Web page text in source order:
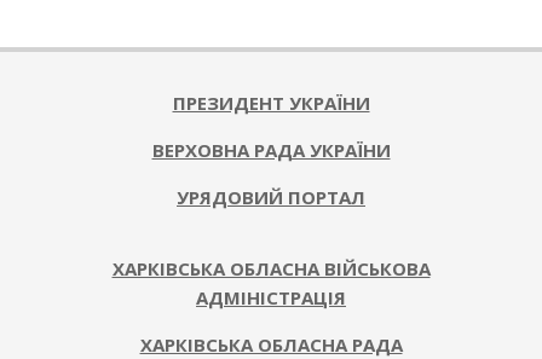
ПРЕЗИДЕНТ УКРАЇНИ
ВЕРХОВНА РАДА УКРАЇНИ
УРЯДОВИЙ ПОРТАЛ
ХАРКІВСЬКА ОБЛАСНА ВІЙСЬКОВА
АДМІНІСТРАЦІЯ
ХАРКІВСЬКА ОБЛАСНА РАДА